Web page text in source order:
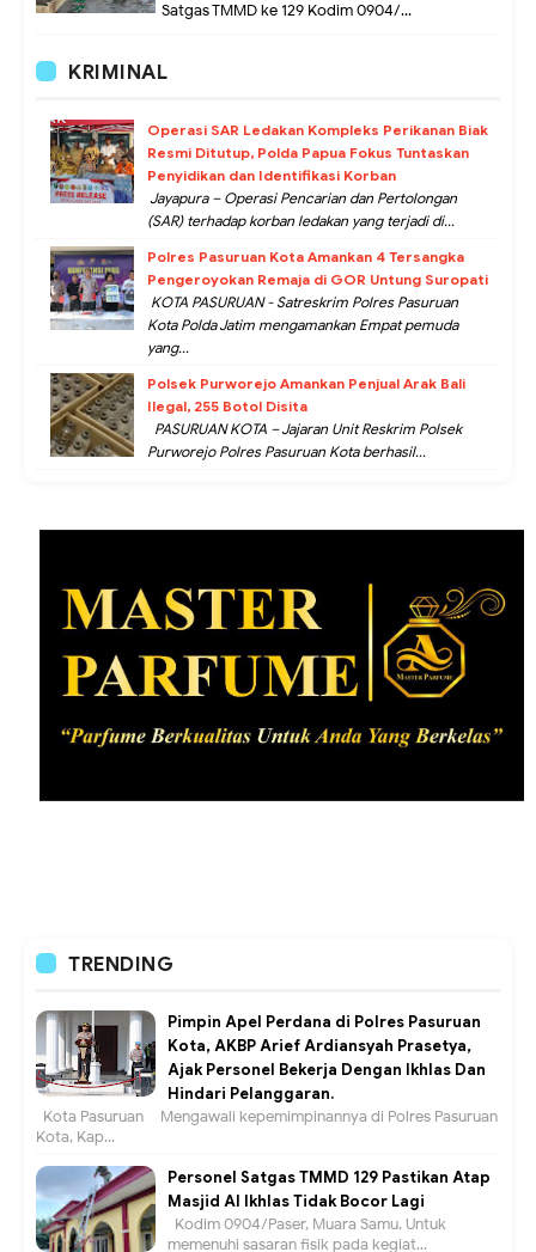
Satgas TMMD ke 129 Kodim 0904/...
KRIMINAL
Operasi SAR Ledakan Kompleks Perikanan Biak
Resmi Ditutup, Polda Papua Fokus Tuntaskan
Penyidikan dan Identifikasi Korban
Jayapura – Operasi Pencarian dan Pertolongan
(SAR) terhadap korban ledakan yang terjadi di...
Polres Pasuruan Kota Amankan 4 Tersangka
Pengeroyokan Remaja di GOR Untung Suropati
KOTA PASURUAN - Satreskrim Polres Pasuruan
Kota Polda Jatim mengamankan Empat pemuda
yang...
Polsek Purworejo Amankan Penjual Arak Bali
Ilegal, 255 Botol Disita
PASURUAN KOTA – Jajaran Unit Reskrim Polsek
Purworejo Polres Pasuruan Kota berhasil...
TRENDING
Pimpin Apel Perdana di Polres Pasuruan
Kota, AKBP Arief Ardiansyah Prasetya,
Ajak Personel Bekerja Dengan Ikhlas Dan
Hindari Pelanggaran.
Kota Pasuruan – Mengawali kepemimpinannya di Polres Pasuruan
Kota, Kap...
Personel Satgas TMMD 129 Pastikan Atap
Masjid Al Ikhlas Tidak Bocor Lagi
Kodim 0904/Paser, Muara Samu. Untuk
memenuhi sasaran fisik pada kegiat...